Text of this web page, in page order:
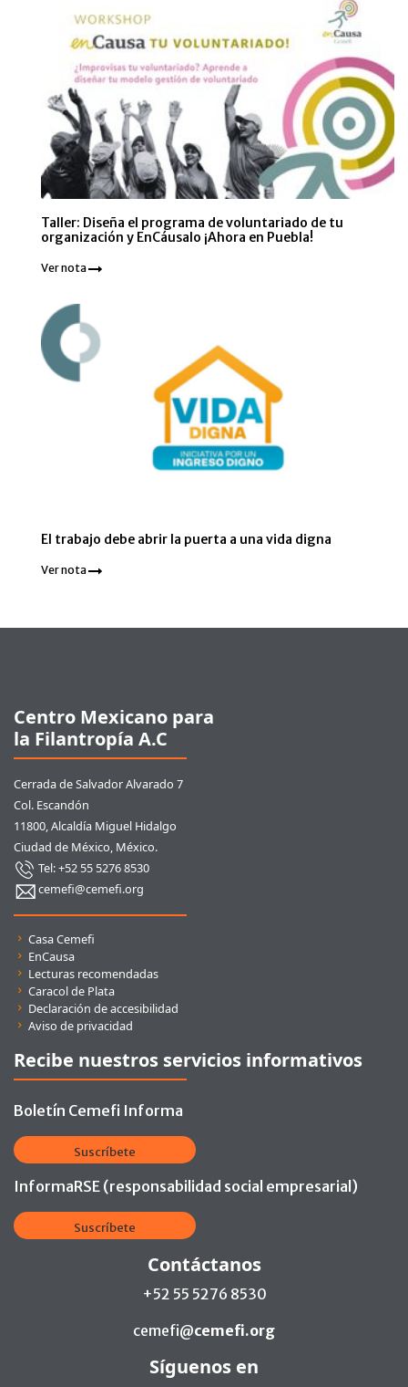
Taller: Diseña el programa de voluntariado de tu
organización y EnCáusalo ¡Ahora en Puebla!
Ver nota
El trabajo debe abrir la puerta a una vida digna
Ver nota
Centro Mexicano para
la Filantropía A.C
Cerrada de Salvador Alvarado 7
Col. Escandón
11800, Alcaldía Miguel Hidalgo
Ciudad de México, México.
Tel: +52 55 5276 8530
cemefi@cemefi.org
Enlaces rápidos
Casa Cemefi
EnCausa
Lecturas recomendadas
Caracol de Plata
Declaración de accesibilidad
Aviso de privacidad
Recibe nuestros servicios informativos
Boletín Cemefi Informa
Suscríbete
InformaRSE (responsabilidad social empresarial)
Suscríbete
Contáctanos
+52 55 5276 8530
cemefi@cemefi.org
Síguenos en